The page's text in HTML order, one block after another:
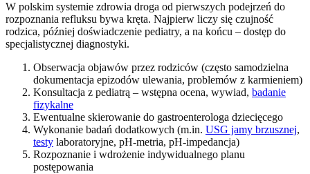
W polskim systemie zdrowia droga od pierwszych podejrzeń do
rozpoznania refluksu bywa kręta. Najpierw liczy się czujność
rodzica, później doświadczenie pediatry, a na końcu – dostęp do
specjalistycznej diagnostyki.
Obserwacja objawów przez rodziców (często samodzielna
dokumentacja epizodów ulewania, problemów z karmieniem)
Konsultacja z pediatrą – wstępna ocena, wywiad, badanie
fizykalne
Ewentualne skierowanie do gastroenterologa dziecięcego
Wykonanie badań dodatkowych (m.in. USG jamy brzusznej,
testy laboratoryjne, pH-metria, pH-impedancja)
Rozpoznanie i wdrożenie indywidualnego planu
postępowania